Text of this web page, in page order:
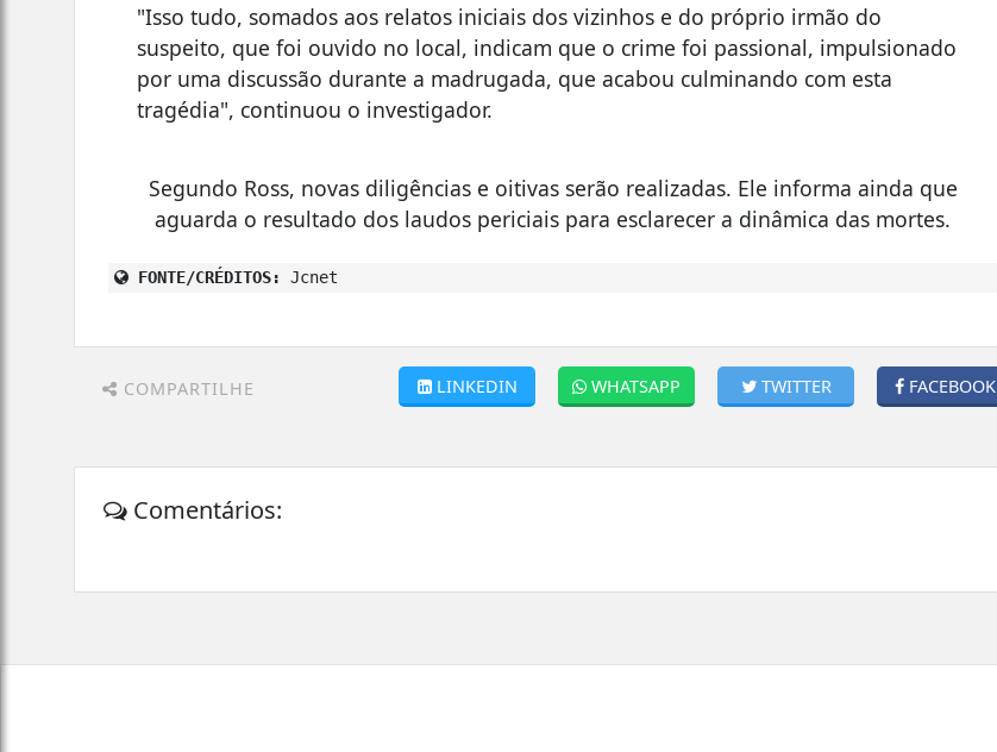
"Isso tudo, somados aos relatos iniciais dos vizinhos e do próprio irmão do
suspeito, que foi ouvido no local, indicam que o crime foi passional, impulsionado
por uma discussão durante a madrugada, que acabou culminando com esta
tragédia", continuou o investigador.
Segundo Ross, novas diligências e oitivas serão realizadas. Ele informa ainda que
aguarda o resultado dos laudos periciais para esclarecer a dinâmica das mortes.
FONTE/CRÉDITOS: Jcnet
COMPARTILHE FACEBOOK
TWITTER
WHATSAPP
LINKEDIN
Comentários: